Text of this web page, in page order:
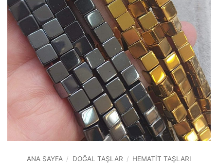
ANA SAYFA / DOĞAL TAŞLAR / HEMATIT TAŞLARI